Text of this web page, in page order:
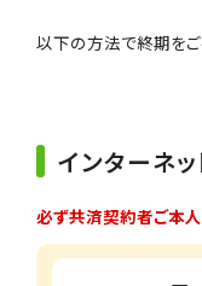
以下の方法で終期をご
インターネ
必ず共済契約者ご本